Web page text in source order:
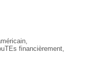
financièrement,